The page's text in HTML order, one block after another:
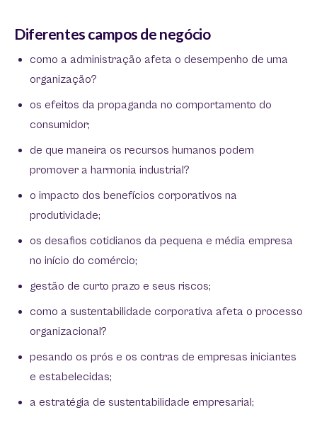
Diferentes campos de negócio
como a administração afeta o desempenho de uma
organização?
os efeitos da propaganda no comportamento do
consumidor;
de que maneira os recursos humanos podem
promover a harmonia industrial?
o impacto dos benefícios corporativos na
produtividade;
os desafios cotidianos da pequena e média empresa
no início do comércio;
gestão de curto prazo e seus riscos;
como a sustentabilidade corporativa afeta o processo
organizacional?
pesando os prós e os contras de empresas iniciantes
e estabelecidas;
a estratégia de sustentabilidade empresarial;